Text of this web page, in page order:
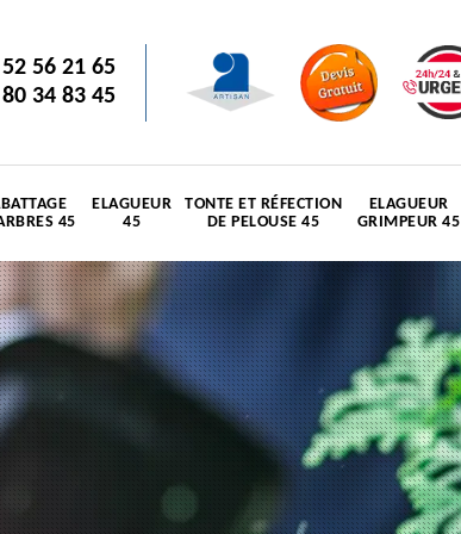
56 21 65
34 83 45
45
ELAGUEUR
45
TONTE ET RÉFECTION
DE PELOUSE 45
ELAGUEUR
GRIMPEUR 45